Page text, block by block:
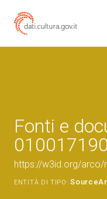
Fonti e
https://w3id.org/arco/
ENTITÀ DI TIPO: